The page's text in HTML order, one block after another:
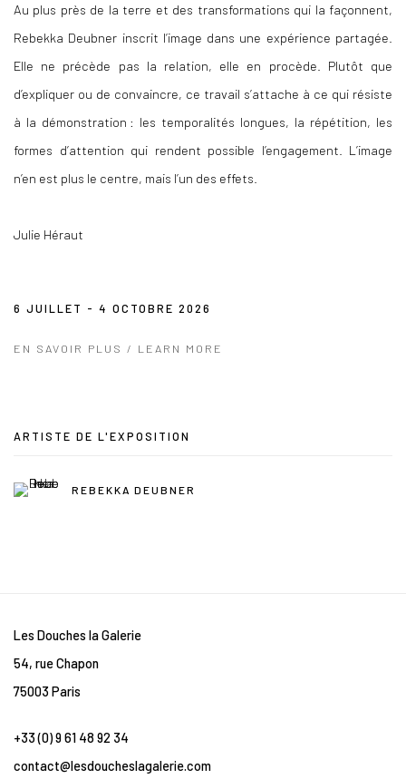
Au plus près de la terre et des transformations qui la façonnent,
Rebekka Deubner inscrit l’image dans une expérience partagée.
Elle ne précède pas la relation, elle en procède. Plutôt que
d’expliquer ou de convaincre, ce travail s’attache à ce qui résiste
à la démonstration : les temporalités longues, la répétition, les
formes d’attention qui rendent possible l’engagement. L’image
n’en est plus le centre, mais l’un des effets.
Julie Héraut
6 JUILLET - 4 OCTOBRE 2026
EN SAVOIR PLUS / LEARN MORE
ARTISTE DE L'EXPOSITION
REBEKKA DEUBNER
Les Douches la Galerie
54, rue Chapon
75003 Paris
+33 (0) 9 61 48 92 34
contact@lesdoucheslagalerie.com